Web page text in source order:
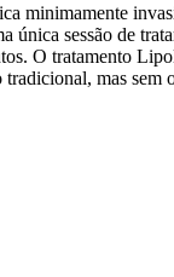
minimamente
única sessão de
O tratamento
mas sem